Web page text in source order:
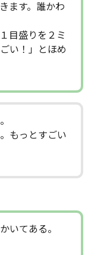
ます。誰かわ
目盛りを２ミ
い！」とほめ
もっとすごい
いてある。